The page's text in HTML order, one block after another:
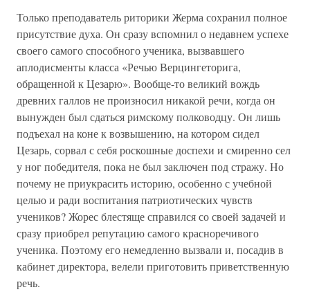
Только преподаватель риторики Жерма сохранил полное
присутствие духа. Он сразу вспомнил о недавнем успехе
своего самого способного ученика, вызвавшего
аплодисменты класса «Речью Верцингеторига,
обращенной к Цезарю». Вообще-то великий вождь
древних галлов не произносил никакой речи, когда он
вынужден был сдаться римскому полководцу. Он лишь
подъехал на коне к возвышению, на котором сидел
Цезарь, сорвал с себя роскошные доспехи и смиренно сел
у ног победителя, пока не был заключен под стражу. Но
почему не приукрасить историю, особенно с учебной
целью и ради воспитания патриотических чувств
учеников? Жорес блестяще справился со своей задачей и
сразу приобрел репутацию самого красноречивого
ученика. Поэтому его немедленно вызвали и, посадив в
кабинет директора, велели приготовить приветственную
речь.